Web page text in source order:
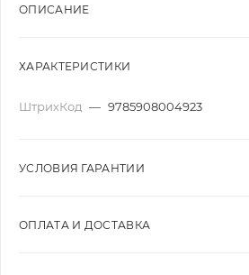
ОПИСАНИЕ
ХАРАКТЕРИСТИКИ
ШтрихКод — 9785908004923
УСЛОВИЯ ГАРАНТИИ
ОПЛАТА И ДОСТАВКА